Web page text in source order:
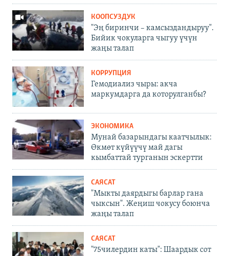
КООПСУЗДУК
"Эң биринчи – камсыздандыруу".
Бийик чокуларга чыгуу үчүн
жаңы талап
КОРРУПЦИЯ
Гемодиализ чыры: акча
маркумдарга да которулганбы?
ЭКОНОМИКА
Мунай базарындагы каатчылык:
Өкмөт күйүүчү май дагы
кымбаттай турганын эскертти
САЯСАТ
"Мыкты даярдыгы барлар гана
чыксын". Жеңиш чокусу боюнча
жаңы талап
САЯСАТ
"75чилердин каты": Шаардык сот